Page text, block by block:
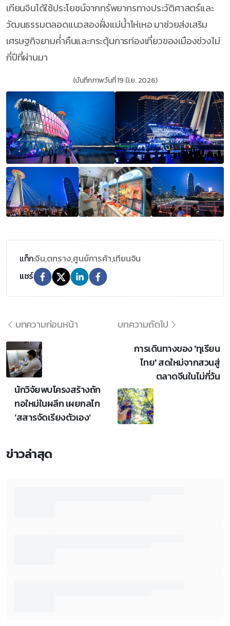
เทียนจินได้ใช้ประโยชน์จากทรัพยากรทางประวัติศาสตร์และ
วัฒนธรรมตลอดแนวสองฝั่งแม่น้ำไห่เหอ มาช่วยส่งเสริม
เศรษฐกิจยามค่ำคืนและกระตุ้นการท่องเที่ยวของเมืองช่วงไม่
กี่ปีที่ผ่านมา
(บันทึกภาพวันที่ 19 มิ.ย. 2026)
แท็ก:จีน,ตกราง,ศูนย์การค้า,เทียนจิน
แชร์
บทความก่อนหน้า
นักวิจัยพบโครงสร้างถัก
ทอใหม่ในผลึก เผยกลไก
‘สสารจัดเรียงตัวเอง’
บทความถัดไป
การเดินทางของ 'ทุเรียน
ไทย' สดใหม่จากสวนสู่
ตลาดจีนในไม่กี่วัน
ข่าวล่าสุด